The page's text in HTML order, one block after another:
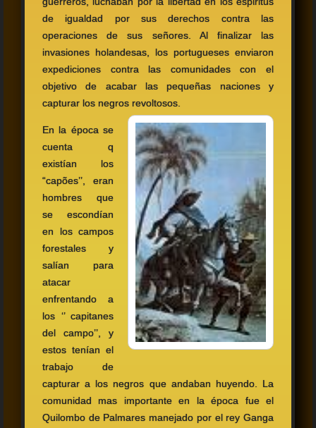
de igualdad por sus derechos contra las
operaciones de sus señores. Al finalizar las
invasiones holandesas, los portugueses enviaron
expediciones contra las comunidades con el
objetivo de acabar las pequeñas naciones y
capturar los negros revoltosos.
En la época se
cuenta q
existían los
“capões’’, eran
hombres que
se escondían
en los campos
forestales y
salían para
atacar
enfrentando a
los ‘’ capitanes
del campo’’, y
estos tenían el
trabajo de
capturar a los negros que andaban huyendo. La
comunidad mas importante en la época fue el
Quilombo de Palmares manejado por el rey Ganga